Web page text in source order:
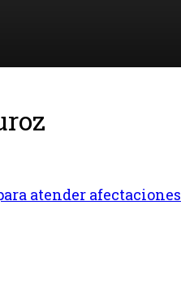
atender afectaciones